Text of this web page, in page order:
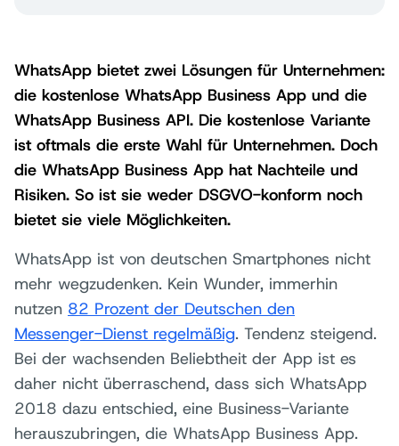
WhatsApp bietet zwei Lösungen für Unternehmen:
die kostenlose WhatsApp Business App und die
WhatsApp Business API. Die kostenlose Variante
ist oftmals die erste Wahl für Unternehmen. Doch
die WhatsApp Business App hat Nachteile und
Risiken. So ist sie weder DSGVO-konform noch
bietet sie viele Möglichkeiten.
WhatsApp ist von deutschen Smartphones nicht
mehr wegzudenken. Kein Wunder, immerhin
nutzen 82 Prozent der Deutschen den
Messenger-Dienst regelmäßig. Tendenz steigend.
Bei der wachsenden Beliebtheit der App ist es
daher nicht überraschend, dass sich WhatsApp
2018 dazu entschied, eine Business-Variante
herauszubringen, die WhatsApp Business App.